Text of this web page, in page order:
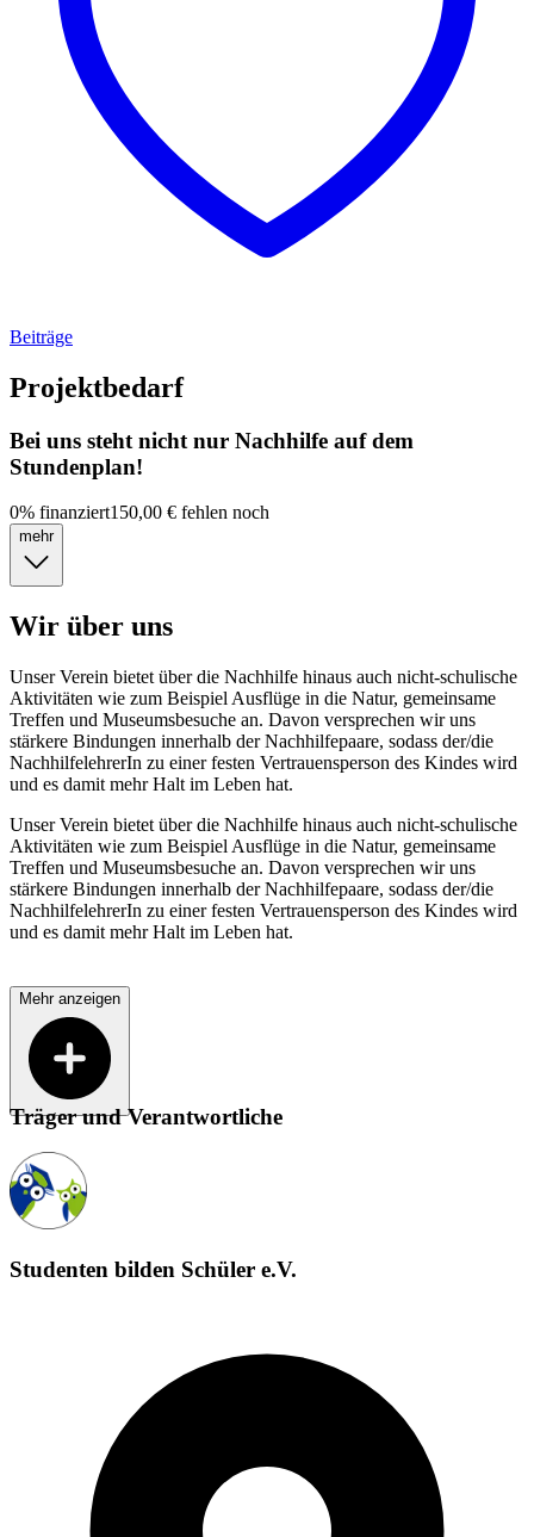
Beiträge
Projektbedarf
Bei uns steht nicht nur Nachhilfe auf dem
Stundenplan!
0% finanziert150,00 € fehlen noch
mehr
Wir über uns
Unser Verein bietet über die Nachhilfe hinaus auch nicht-schulische
Aktivitäten wie zum Beispiel Ausflüge in die Natur, gemeinsame
Treffen und Museumsbesuche an. Davon versprechen wir uns
stärkere Bindungen innerhalb der Nachhilfepaare, sodass der/die
NachhilfelehrerIn zu einer festen Vertrauensperson des Kindes wird
und es damit mehr Halt im Leben hat.
Unser Verein bietet über die Nachhilfe hinaus auch nicht-schulische
Aktivitäten wie zum Beispiel Ausflüge in die Natur, gemeinsame
Treffen und Museumsbesuche an. Davon versprechen wir uns
stärkere Bindungen innerhalb der Nachhilfepaare, sodass der/die
NachhilfelehrerIn zu einer festen Vertrauensperson des Kindes wird
und es damit mehr Halt im Leben hat.
Mehr anzeigen
Träger und Verantwortliche
Studenten bilden Schüler e.V.